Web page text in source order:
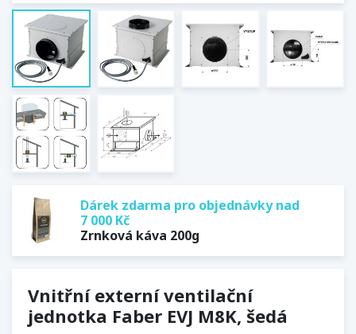
Dárek zdarma pro objednávky nad
7 000 Kč
Zrnková káva 200g
Vnitřní externí ventilační
jednotka Faber EVJ M8K, šedá